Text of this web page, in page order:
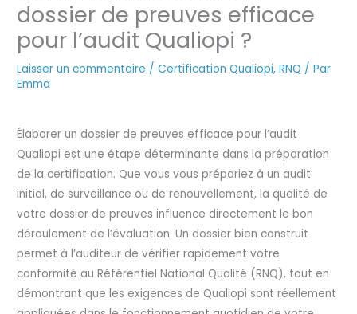
dossier de preuves efficace
pour l’audit Qualiopi ?
Laisser un commentaire /Certification Qualiopi,RNQ / Par
Emma
Élaborer un dossier de preuves efficace pour l’audit
Qualiopi est une étape déterminante dans la préparation
de la certification. Que vous vous prépariez à un audit
initial, de surveillance ou de renouvellement, la qualité de
votre dossier de preuves influence directement le bon
déroulement de l’évaluation. Un dossier bien construit
permet à l’auditeur de vérifier rapidement votre
conformité au Référentiel National Qualité (RNQ), tout en
démontrant que les exigences de Qualiopi sont réellement